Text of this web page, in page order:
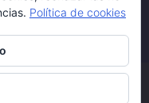
Política de cookies